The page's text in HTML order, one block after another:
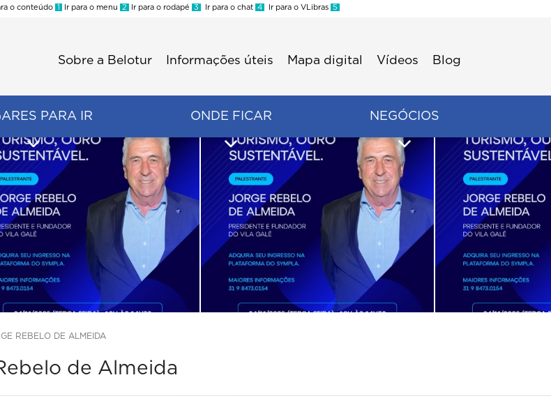
o conteúdo 1 Ir para o menu 2 Ir para o rodapé 3 Ir para o chat 4 Ir para o VLibras 5
Sobre a Belotur Informações úteis Mapa digital Vídeos Blog
PARA IR ONDE FICAR NEGÓCIOS
REBELO DE ALMEIDA
de Almeida